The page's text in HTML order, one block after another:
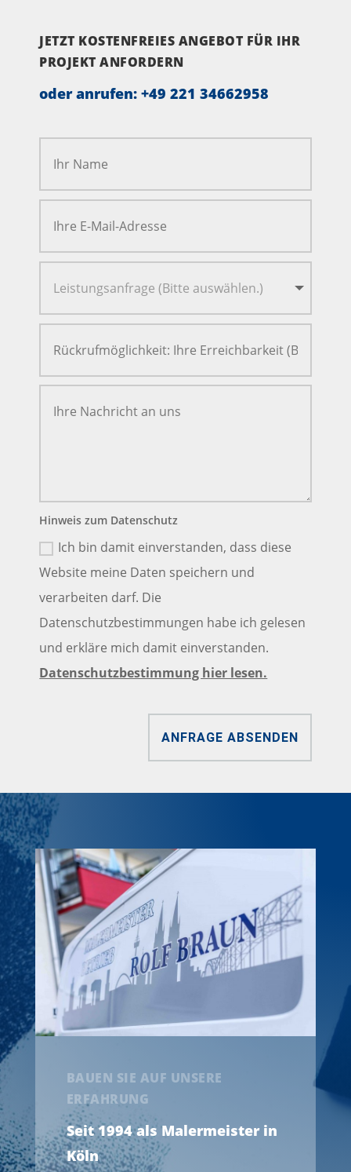
JETZT KOSTENFREIES ANGEBOT FÜR IHR
PROJEKT ANFORDERN
oder anrufen: +49 221 34662958
Hinweis zum Datenschutz
Ich bin damit einverstanden, dass diese
Website meine Daten speichern und
verarbeiten darf. Die
Datenschutzbestimmungen habe ich gelesen
und erkläre mich damit einverstanden.
Datenschutzbestimmung hier lesen.
ANFRAGE ABSENDEN
BAUEN SIE AUF UNSERE
ERFAHRUNG
Seit 1994 als Malermeister in
Köln